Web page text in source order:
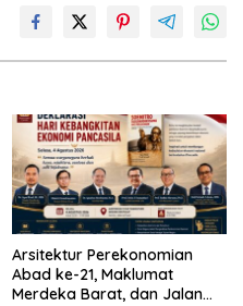
Arsitektur Perekonomian
Abad ke-21, Maklumat
Merdeka Barat, dan Jalan